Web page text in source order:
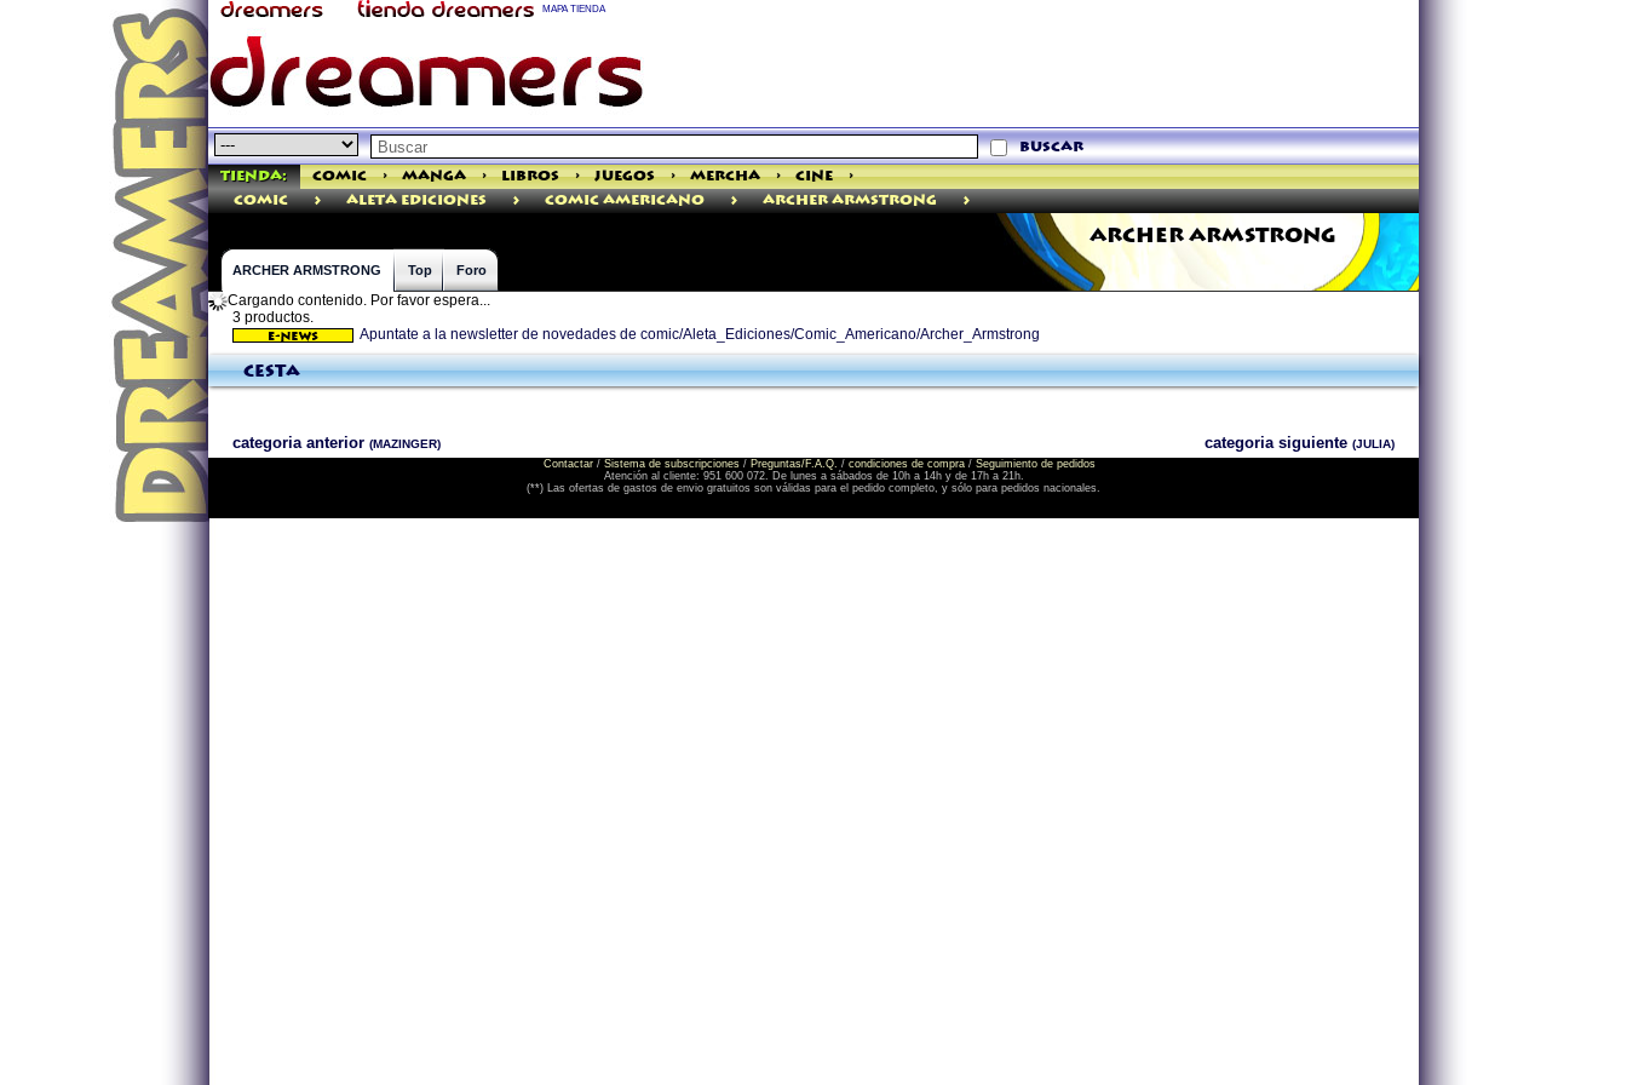
MAPA TIENDA
buscar
Tienda: Comic > Manga > Libros > Juegos > Mercha > Cine
>
comic
> Aleta Ediciones > Comic Americano > Archer Armstrong >
ARCHER ARMSTRONG
ARCHER ARMSTRONG Top Foro
Cargando contenido. Por favor espera...
3 productos.
Apuntate a la newsletter de novedades de comic/Aleta_Ediciones/Comic_Americano/Archer_Armstrong
Cesta
categoria anterior (MAZINGER) categoria siguiente (JULIA)
Contactar / Sistema de subscripciones / Preguntas/F.A.Q. / condiciones de compra / Seguimiento de pedidos
Atención al cliente: 951 600 072. De lunes a sábados de 10h a 14h y de 17h a 21h.
(**) Las ofertas de gastos de envio gratuitos son válidas para el pedido completo, y sólo para pedidos nacionales.